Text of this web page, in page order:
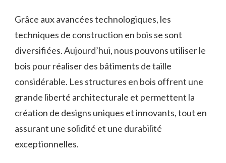
Grâce aux ​avancées technologiques, ​les
techniques de construction en bois se sont
‌diversifiées. Aujourd’hui, nous ⁤pouvons utiliser ⁢le
⁣bois pour réaliser des bâtiments de taille
considérable. Les structures en‌ bois offrent une
grande liberté architecturale et permettent la
création de ⁢designs uniques et innovants, tout en
assurant une solidité et une durabilité
exceptionnelles.